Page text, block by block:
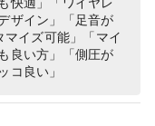
ー XIV 推奨モ…
ザイン」「足音が
マイズ可能」「マイ
良い方」「側圧が
コ良い」